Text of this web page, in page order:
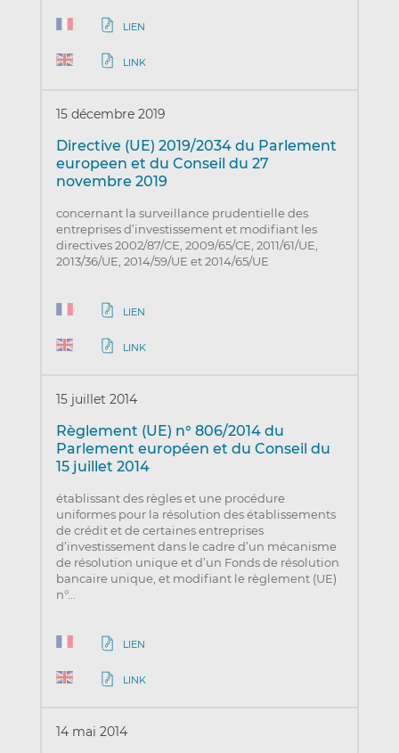
LIEN
LINK
15 décembre 2019
Directive (UE) 2019/2034 du Parlement
europeen et du Conseil du 27
novembre 2019
concernant la surveillance prudentielle des
entreprises d’investissement et modifiant les
directives 2002/87/CE, 2009/65/CE, 2011/61/UE,
2013/36/UE, 2014/59/UE et 2014/65/UE
LIEN
LINK
15 juillet 2014
Règlement (UE) n° 806/2014 du
Parlement européen et du Conseil du
15 juillet 2014
établissant des règles et une procédure
uniformes pour la résolution des établissements
de crédit et de certaines entreprises
d’investissement dans le cadre d’un mécanisme
de résolution unique et d’un Fonds de résolution
bancaire unique, et modifiant le règlement (UE)
n°…
LIEN
LINK
14 mai 2014